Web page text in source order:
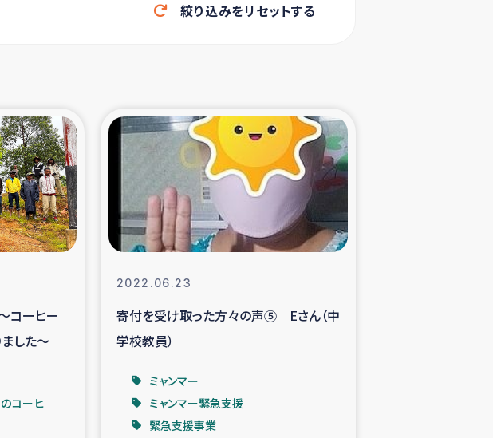
シリア国内避難民・帰還民の生活再建支援
スリランカ南部洪水被災者支援
復興支援事業
令和6年能登半島地震 緊急支援
漁民によるマングローブ植林活動
絞り込みをリセットする
コーヒー
した～
コーヒ
2022.06.23
寄付を受け取った方々の声⑤ Eさん（中
学校教員）
ミャンマー
ミャンマー緊急支援
緊急支援事業